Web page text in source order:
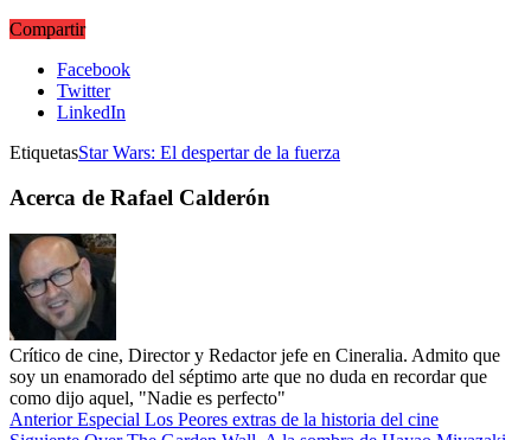
Compartir
Facebook
Twitter
LinkedIn
EtiquetasStar Wars: El despertar de la fuerza
Acerca de Rafael Calderón
Crítico de cine, Director y Redactor jefe en Cineralia. Admito que
soy un enamorado del séptimo arte que no duda en recordar que
como dijo aquel, "Nadie es perfecto"
AnteriorEspecial Los Peores extras de la historia del cine